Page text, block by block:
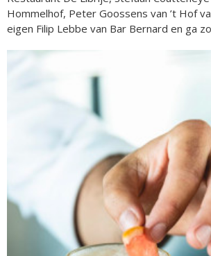
Hommelhof, Peter Goossens van ’t Hof
eigen Filip Lebbe van Bar Bernard en ga